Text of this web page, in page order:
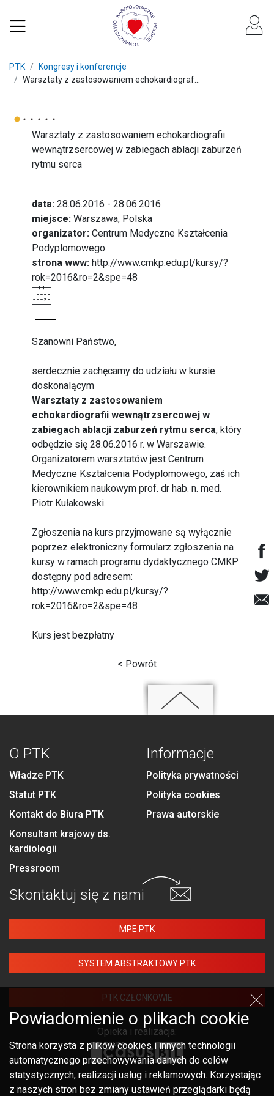
PTK
Kongresy i konferencje
Warsztaty z zastosowaniem echokardiograf...
Warsztaty z zastosowaniem echokardiografii
wewnątrzsercowej w zabiegach ablacji zaburzeń
rytmu serca
data: 28.06.2016 - 28.06.2016
miejsce: Warszawa, Polska
organizator: Centrum Medyczne Kształcenia
Podyplomowego
strona www: http://www.cmkp.edu.pl/kursy/?
rok=2016&ro=2&spe=48
Szanowni Państwo,
serdecznie zachęcamy do udziału w kursie
doskonalącym
Warsztaty z zastosowaniem
echokardiografii wewnątrzsercowej w
zabiegach ablacji zaburzeń rytmu serca, który
odbędzie się 28.06.2016 r. w Warszawie.
Organizatorem warsztatów jest Centrum
Medyczne Kształcenia Podyplomowego, zaś ich
kierownikiem naukowym prof. dr hab. n. med.
Piotr Kułakowski.
Zgłoszenia na kurs przyjmowane są wyłącznie
poprzez elektroniczny formularz zgłoszenia na
kursy w ramach programu dydaktycznego CMKP
dostępny pod adresem:
http://www.cmkp.edu.pl/kursy/?
rok=2016&ro=2&spe=48
Kurs jest bezpłatny
< Powrót
O PTK
Władze PTK
Statut PTK
Kontakt do Biura PTK
Konsultant krajowy ds.
kardiologii
Pressroom
Informacje
Polityka prywatności
Polityka cookies
Prawa autorskie
Skontaktuj się z nami
MPE PTK
SYSTEM ABSTRAKTOWY PTK
PTK CZŁONKOWIE
Opieka i realizacja:
Powiadomienie o plikach cookie
Strona korzysta z plików cookies i innych technologii
automatycznego przechowywania danych do celów
statystycznych, realizacji usług i reklamowych. Korzystając
z naszych stron bez zmiany ustawień przeglądarki będą